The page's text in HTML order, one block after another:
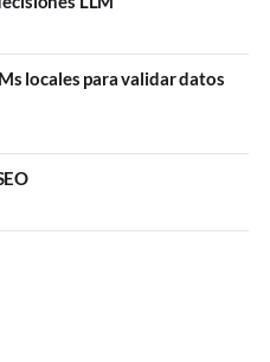
locales para validar datos